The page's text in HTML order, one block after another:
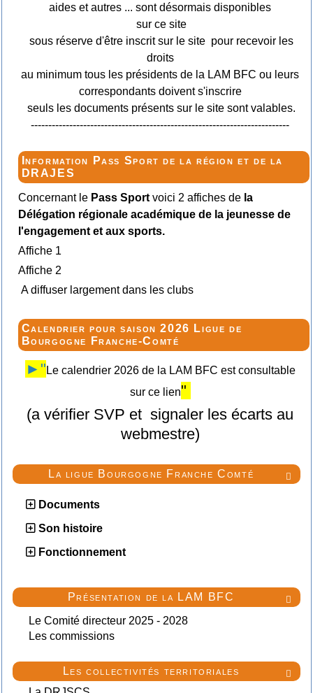

La ligue Bourgogne Franche Comté
Documents
Son histoire
Fonctionnement

Présentation de la LAM BFC
Le Comité directeur 2025 - 2028
Les commissions

Les collectivités territoriales
aides et autres ... sont désormais disponibles
sur ce site
sous réserve d'être inscrit sur le site pour recevoir les
droits
au minimum tous les présidents de la LAM BFC ou leurs
correspondants doivent s'inscrire
seuls les documents présents sur le site sont valables.
--------------------------------------------------------------------------
Information Pass Sport de la région et de la
DRAJES
Concernant lePass Sportvoici 2 affiches dela
Délégation régionale académique de la jeunesse de
l'engagement et aux sports.
Affiche 1
Affiche 2
A diffuser largement dans les clubs
Calendrier pour saison 2026 Ligue de
Bourgogne Franche-Comté
►" Le calendrier 2026 de la LAM BFC est consultable
sur ce lien"
(a vérifier SVP et signaler les écarts au
webmestre)